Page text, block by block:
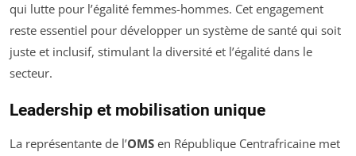
qui lutte pour l’égalité femmes-hommes. Cet engagement
reste essentiel pour développer un système de santé qui soit
juste et inclusif, stimulant la diversité et l’égalité dans le
secteur.
Leadership et mobilisation unique
La représentante de l’OMS en République Centrafricaine met